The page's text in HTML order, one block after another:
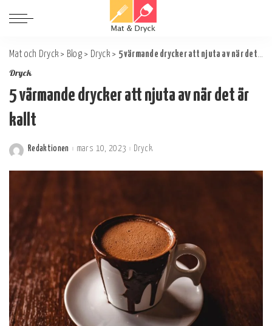
Mat och Dryck > Blog> Dryck> 5 värmande drycker att njuta av när det är kallt
Dryck
5 värmande drycker att njuta av när det är
kallt
Postat
Redaktionen mars 10, 2023 Dryck